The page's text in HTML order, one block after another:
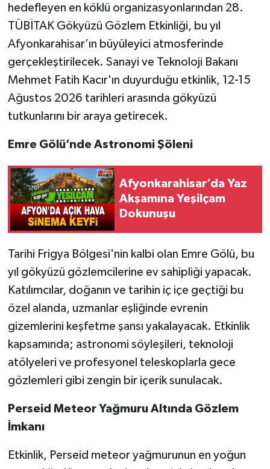
hedefleyen en köklü organizasyonlarından 28.
TÜBİTAK Gökyüzü Gözlem Etkinliği, bu yıl
Afyonkarahisar’ın büyüleyici atmosferinde
gerçekleştirilecek. Sanayi ve Teknoloji Bakanı
Mehmet Fatih Kacır'ın duyurduğu etkinlik, 12-15
Ağustos 2026 tarihleri arasında gökyüzü
tutkunlarını bir araya getirecek.
Emre Gölü’nde Astronomi Şöleni
Afyonkarahisar’da Yaz
Akşamına Yeşilçam
Dokunuşu
Tarihi Frigya Bölgesi'nin kalbi olan Emre Gölü, bu
yıl gökyüzü gözlemcilerine ev sahipliği yapacak.
Katılımcılar, doğanın ve tarihin iç içe geçtiği bu
özel alanda, uzmanlar eşliğinde evrenin
gizemlerini keşfetme şansı yakalayacak. Etkinlik
kapsamında; astronomi söyleşileri, teknoloji
atölyeleri ve profesyonel teleskoplarla gece
gözlemleri gibi zengin bir içerik sunulacak.
Perseid Meteor Yağmuru Altında Gözlem
İmkanı
Etkinlik, Perseid meteor yağmurunun en yoğun